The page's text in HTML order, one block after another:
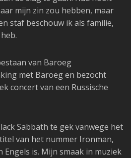
mijn zin zou hebben, maar
staf beschouw ik als familie,
van Baroeg
met Baroeg en bezocht
concert van een Russische
Sabbath te gek vanwege het
van het nummer Ironman,
is. Mijn smaak in muziek